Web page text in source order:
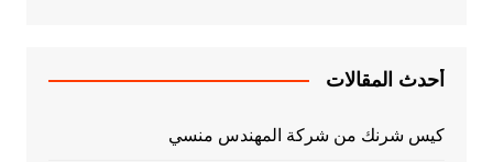
أحدث المقالات
كيس شرنك من شركة المهندس منسي